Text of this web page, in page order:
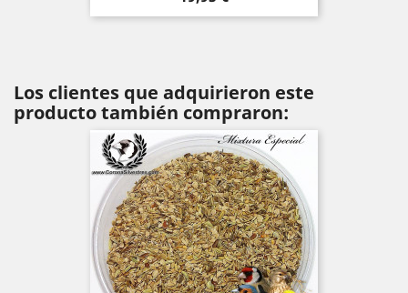
Los clientes que adquirieron este
producto también compraron: